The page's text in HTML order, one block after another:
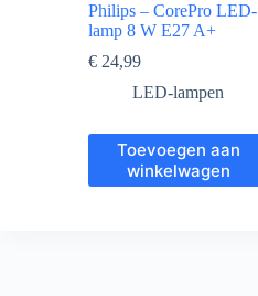
Philips – CorePro LED-
lamp 8 W E27 A+
€ 24,99
LED-lampen
Toevoegen aan
winkelwagen